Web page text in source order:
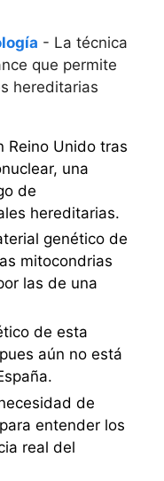
- La técnica
que permite
hereditarias
Reino Unido tras
una
de
hereditarias.
genético de
mitocondrias
las de una
de esta
aún no está
de
entender los
real del